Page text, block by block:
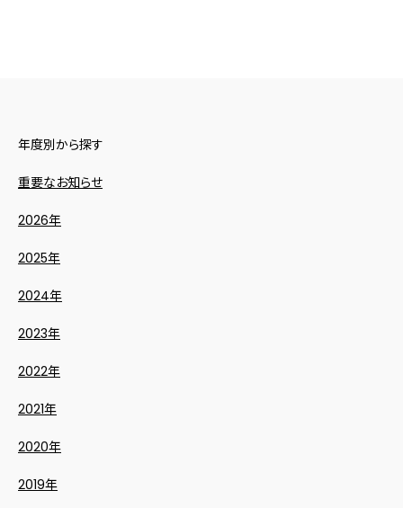
年度別から探す
重要なお知らせ
2026年
2025年
2024年
2023年
2022年
2021年
2020年
2019年